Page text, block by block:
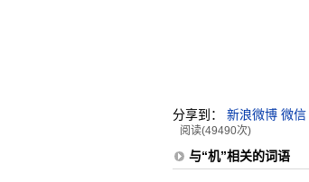
分享到： 新浪微博 微信
阅读(49490次)
与“机”相关的词语